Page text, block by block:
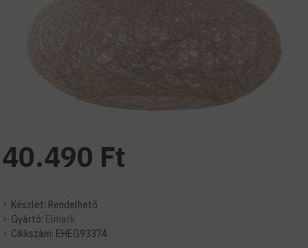
Készlet: Rendelhető
Gyártó: Elmark
Cikkszám: EHEG93374
40.490 Ft